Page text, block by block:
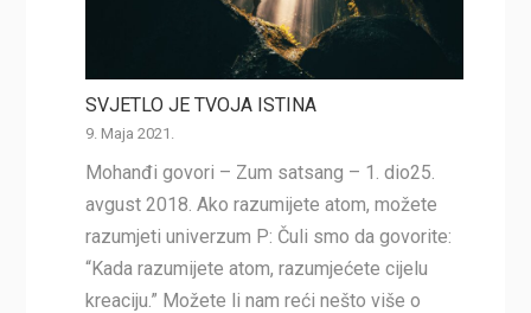
SVJETLO JE TVOJA ISTINA
9. Maja 2021.
Mohanđi govori – Zum satsang – 1. dio25.
avgust 2018. Ako razumijete atom, možete
razumjeti univerzum P: Čuli smo da govorite:
“Kada razumijete atom, razumjećete cijelu
kreaciju.” Možete li nam reći nešto više o